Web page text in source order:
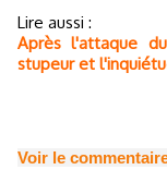
Lire aussi :
Après l'attaque
stupeur et
Voir le